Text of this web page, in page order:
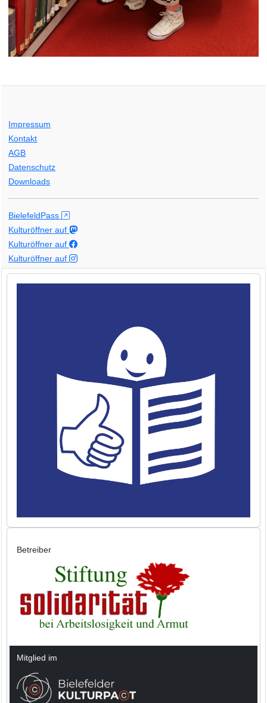
Impressum
Kontakt
AGB
Datenschutz
Downloads
BielefeldPass
Kulturöffner auf
Kulturöffner auf
Kulturöffner auf
Betreiber
Mitglied im